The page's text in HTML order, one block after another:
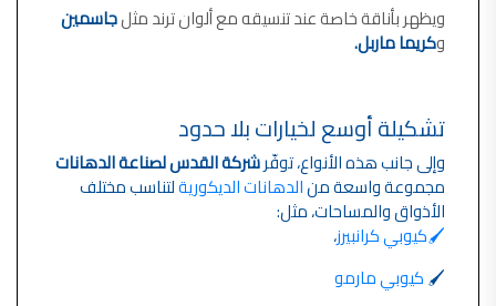
ويظهر بأناقة خاصة عند تنسيقه مع ألوان ترند مثلجاسمين
وكريما ماربل.
تشكيلة أوسع لخيارات بلا حدود
وإلى جانب هذه الأنواع، توفّرشركة القدس لصناعة الدهانات
مجموعة واسعة منالدهانات الديكوريةلتناسب مختلف
الأذواق والمساحات، مثل:
🖌️كيوبي كرانبيرز،
🖌️كيوبي مارمو